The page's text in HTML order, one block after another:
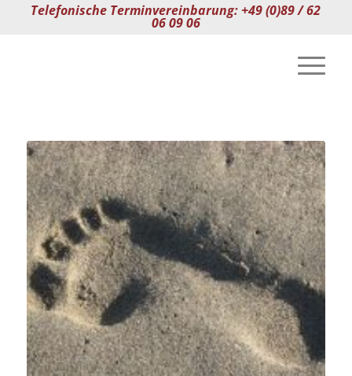
Telefonische Terminvereinbarung: +49 (0)89 / 62
06 09 06